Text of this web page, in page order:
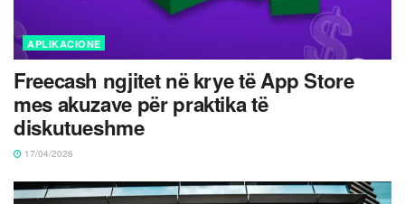
APLIKACIONE
Freecash ngjitet në krye të App Store
mes akuzave për praktika të
diskutueshme
17/04/2026